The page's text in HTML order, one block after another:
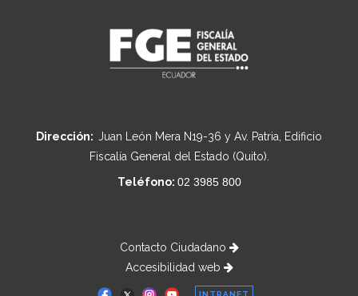
Dirección: Juan León Mera N19-36 y Av. Patria, Edificio
Fiscalía General del Estado (Quito).
Teléfono: 02 3985 800
Contacto Ciudadano
Accesibilidad web
INTRANET